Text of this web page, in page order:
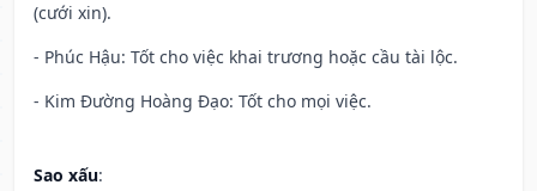
(cưới xin).
- Phúc Hậu: Tốt cho việc khai trương hoặc cầu tài lộc.
- Kim Đường Hoàng Đạo: Tốt cho mọi việc.
Sao xấu: